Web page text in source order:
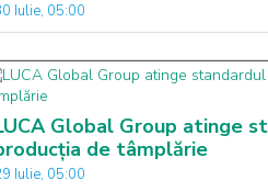
Iulie, 05:00
Global Group atinge
de tâmplărie
Iulie, 05:00